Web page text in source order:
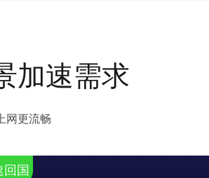
加速需求
网更流畅
国